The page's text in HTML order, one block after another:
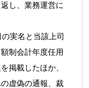
し、業務運営に
実名と当該上司
制会計年度任用
掲載したほか、
虚偽の通報、裁